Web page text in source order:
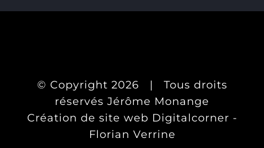
© Copyright 2026 | Tous droits
réservés Jérôme Monange
Création de site web Digitalcorner -
Florian Verrine